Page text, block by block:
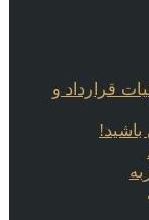
قرارداد و